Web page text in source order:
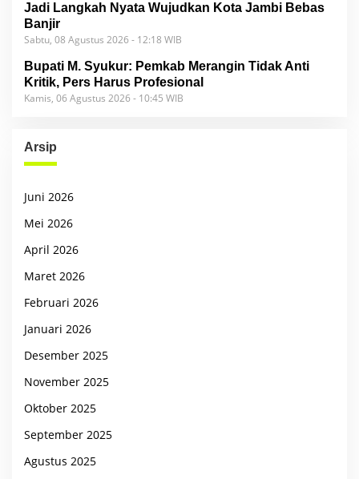
Jadi Langkah Nyata Wujudkan Kota Jambi Bebas
Banjir
Sabtu, 08 Agustus 2026 - 12:18 WIB
Bupati M. Syukur: Pemkab Merangin Tidak Anti
Kritik, Pers Harus Profesional
Kamis, 06 Agustus 2026 - 10:45 WIB
Arsip
Juni 2026
Mei 2026
April 2026
Maret 2026
Februari 2026
Januari 2026
Desember 2025
November 2025
Oktober 2025
September 2025
Agustus 2025